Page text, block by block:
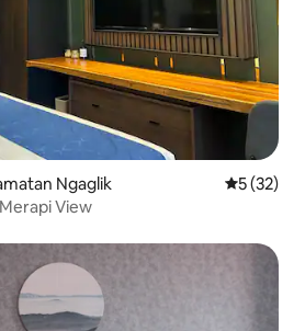
Ngaglik
5 (32)
View